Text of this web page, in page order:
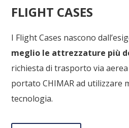
FLIGHT CASES
I Flight Cases nascono
meglio le attrezzature più
richiesta di trasporto via
portato CHIMAR ad utilizzare
tecnologia.